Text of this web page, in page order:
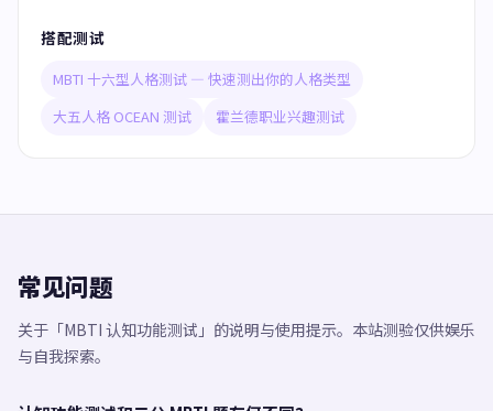
搭配测试
MBTI 十六型人格测试 — 快速测出你的人格类型
大五人格 OCEAN 测试
霍兰德职业兴趣测试
常见问题
关于「MBTI 认知功能测试」的说明与使用提示。本站测验仅供娱乐
与自我探索。